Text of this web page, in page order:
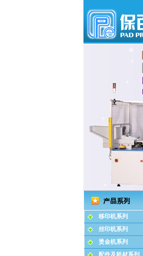
移印机系列
丝印机系列
烫金机系列
配件及耗材系列